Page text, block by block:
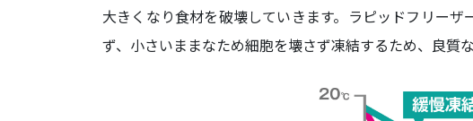
大きくなり食材を破壊していきます。ラピッドフリー
ず、小さいままなため細胞を壊さず凍結するため、良質